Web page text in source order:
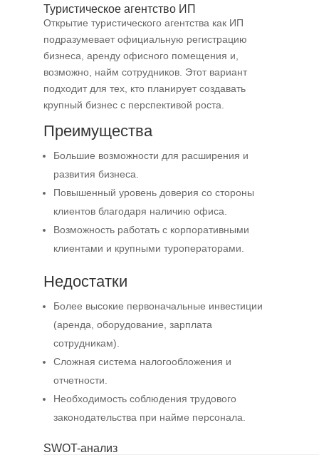
Туристическое агентство ИП
Открытие туристического агентства как ИП
подразумевает официальную регистрацию
бизнеса, аренду офисного помещения и,
возможно, найм сотрудников. Этот вариант
подходит для тех, кто планирует создавать
крупный бизнес с перспективой роста.
Преимущества
Большие возможности для расширения и
развития бизнеса.
Повышенный уровень доверия со стороны
клиентов благодаря наличию офиса.
Возможность работать с корпоративными
клиентами и крупными туроператорами.
Недостатки
Более высокие первоначальные инвестиции
(аренда, оборудование, зарплата
сотрудникам).
Сложная система налогообложения и
отчетности.
Необходимость соблюдения трудового
законодательства при найме персонала.
SWOT-анализ